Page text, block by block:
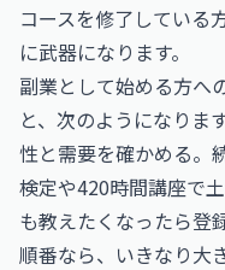
コースを修了している
に武器になります。
副業として始める方へ
と、次のようになりま
性と需要を確かめる。
検定や420時間講座で
も教えたくなったら登
順番なら、いきなり大